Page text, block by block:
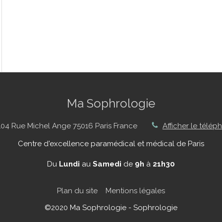
Ma Sophrologie
Rue Michel Ange 75016 Paris France
Afficher le
Centre d'excellence paramédical et médical de Paris
Du Lundi au Samedi de 9h à 21h30
Plan du site
Mentions légales
©2020 Ma Sophrologie - Sophrologie